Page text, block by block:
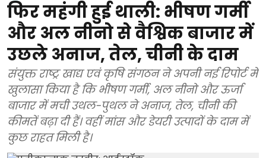
फिर महंगी हुई थाली: भीषण गर्मी
और अल नीनो से वैश्विक बाजार में
उछले अनाज, तेल, चीनी के दाम
संयुक्त राष्ट्र खाद्य एवं कृषि संगठन ने अपनी नई रिपोर्ट में
खुलासा किया है कि भीषण गर्मी, अल नीनो और ऊर्जा
बाजार में मची उथल-पुथल ने अनाज, तेल, चीनी की
कीमतें बढ़ा दी हैं। वहीं मांस और डेयरी उत्पादों के दाम में
कुछ राहत मिली है।